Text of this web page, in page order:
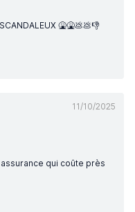
🤮🤮💩💩👎
11/10/2025
qui coûte près